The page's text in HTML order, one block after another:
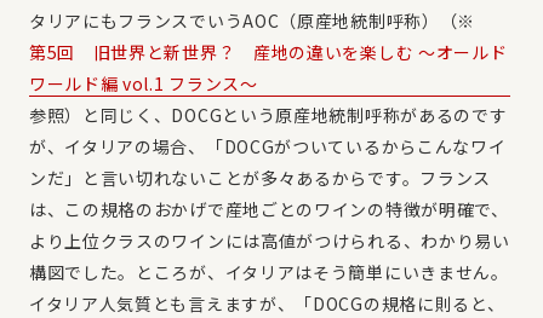
タリアにもフランスでいうAOC（原産地統制呼称）（※
第5回 旧世界と新世界？ 産地の違いを楽しむ ～オールド
ワールド編 vol.1 フランス～
参照）と同じく、DOCGという原産地統制呼称があるのです
が、イタリアの場合、「DOCGがついているからこんなワイ
ンだ」と言い切れないことが多々あるからです。フランス
は、この規格のおかげで産地ごとのワインの特徴が明確で、
より上位クラスのワインには高値がつけられる、わかり易い
構図でした。ところが、イタリアはそう簡単にいきません。
イタリア人気質とも言えますが、「DOCGの規格に則ると、